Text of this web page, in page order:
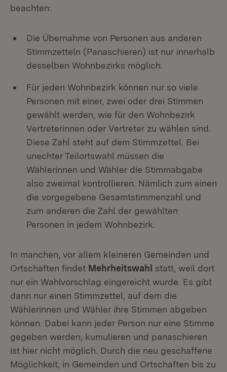
beachten:
Die Übernahme von Personen aus anderen
Stimmzetteln (Panaschieren) ist nur innerhalb
desselben Wohnbezirks möglich.
Für jeden Wohnbezirk können nur so viele
Personen mit einer, zwei oder drei Stimmen
gewählt werden, wie für den Wohnbezirk
Vertreterinnen oder Vertreter zu wählen sind.
Diese Zahl steht auf dem Stimmzettel. Bei
unechter Teilortswahl müssen die
Wählerinnen und Wähler die Stimmabgabe
also zweimal kontrollieren. Nämlich zum einen
die vorgegebene Gesamtstimmenzahl und
zum anderen die Zahl der gewählten
Personen in jedem Wohnbezirk.
In manchen, vor allem kleineren Gemeinden und
Ortschaften findet Mehrheitswahl statt, weil dort
nur ein Wahlvorschlag eingereicht wurde. Es gibt
dann nur einen Stimmzettel, auf dem die
Wählerinnen und Wähler ihre Stimmen abgeben
können. Dabei kann jeder Person nur eine Stimme
gegeben werden; kumulieren und panaschieren
ist hier nicht möglich. Durch die neu geschaffene
Möglichkeit, in Gemeinden und Ortschaften bis zu